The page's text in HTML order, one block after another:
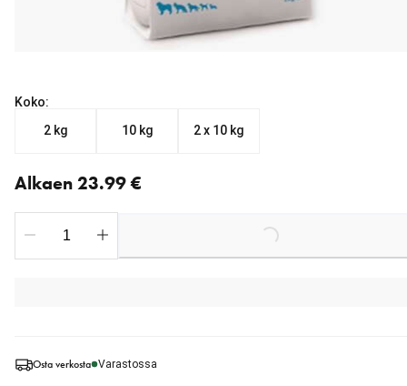
Osta verkosta Varastossa
Koko:
2 kg
10 kg 2 x 10 kg
Alkaen 23.99 €
Loading...